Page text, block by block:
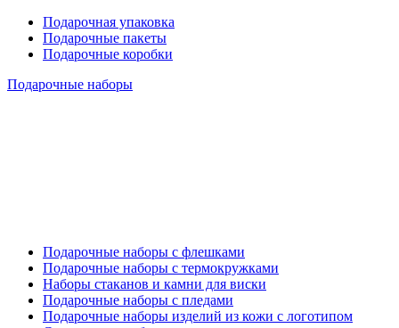
Подарочная упаковка
Подарочные пакеты
Подарочные коробки
Подарочные наборы
Подарочные наборы с флешками
Подарочные наборы с термокружками
Наборы стаканов и камни для виски
Подарочные наборы с пледами
Подарочные наборы изделий из кожи с логотипом